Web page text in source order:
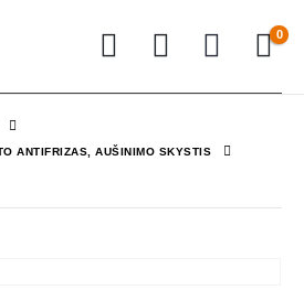
0
ANTIFRIZAS, AUŠINIMO SKYSTIS